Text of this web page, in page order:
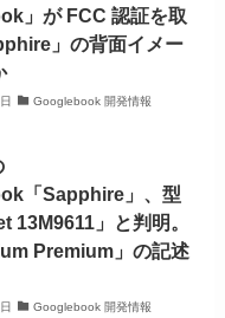
」が FCC 認証を取
」の背面イメー
Googlebook 開発情報
「Sapphire」、型
13M9611」と判明。
Premium」の記述
Googlebook 開発情報